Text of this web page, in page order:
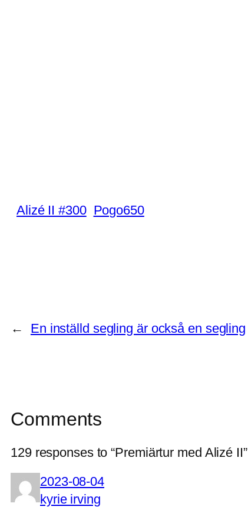
Alizé II #300 Pogo650
← En inställd segling är också en segling
Comments
129 responses to “Premiärtur med Alizé II”
2023-08-04
kyrie irving